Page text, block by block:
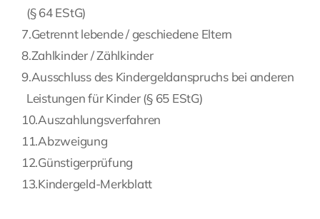
(§ 64 EStG)
7.Getrennt lebende / geschiedene Eltern
8.Zahlkinder / Zählkinder
9.Ausschluss des Kindergeldanspruchs bei anderen
Leistungen für Kinder (§ 65 EStG)
10.Auszahlungsverfahren
11.Abzweigung
12.Günstigerprüfung
13.Kindergeld-Merkblatt